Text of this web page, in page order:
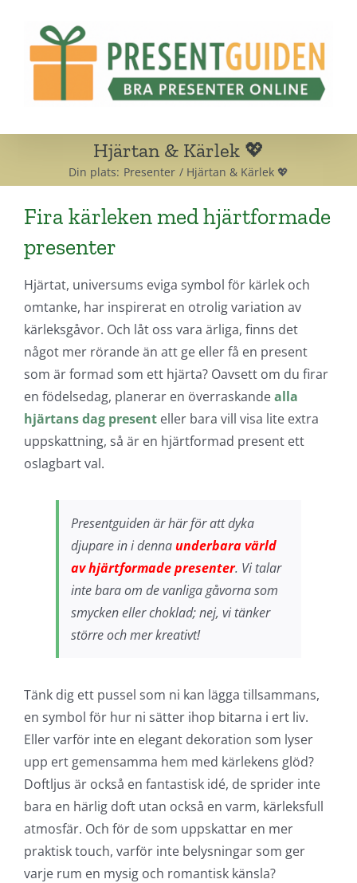
Hjärtan & Kärlek 💖
Din plats: Presenter Hjärtan & Kärlek 💖
Fira kärleken med hjärtformade
presenter
Hjärtat, universums eviga symbol för kärlek och
omtanke, har inspirerat en otrolig variation av
kärleksgåvor. Och låt oss vara ärliga, finns det
något mer rörande än att ge eller få en present
som är formad som ett hjärta? Oavsett om du firar
en födelsedag, planerar en överraskandealla
hjärtans dag present eller bara vill visa lite extra
uppskattning, så är en hjärtformad present ett
oslagbart val.
Presentguiden är här för att dyka
djupare in i dennaunderbara värld
av hjärtformade presenter. Vi talar
inte bara om de vanliga gåvorna som
smycken eller choklad; nej, vi tänker
större och mer kreativt!
Tänk dig ett pussel som ni kan lägga tillsammans,
en symbol för hur ni sätter ihop bitarna i ert liv.
Eller varför inte en elegant dekoration som lyser
upp ert gemensamma hem med kärlekens glöd?
Doftljus är också en fantastisk idé, de sprider inte
bara en härlig doft utan också en varm, kärleksfull
atmosfär. Och för de som uppskattar en mer
praktisk touch, varför inte belysningar som ger
varje rum en mysig och romantisk känsla?